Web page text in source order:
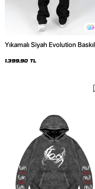
Yıkamalı Siyah Evolution
Hoodie
1.399,90 TL